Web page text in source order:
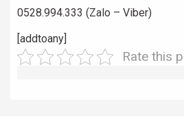
0528.994.333 (Zalo – Viber)
[addtoany]
Rate this